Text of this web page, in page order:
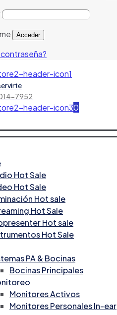
Acceder
7952
0
Hot Sale
Hot Sale
Hot sale
Hot Sale
Hot sale
Hot Sale
PA & Bocinas
Bocinas Principales
Monitores Activos
Monitores Personales In-ear